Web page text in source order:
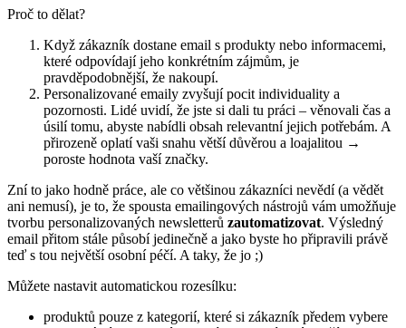
Proč to dělat?
Když zákazník dostane email s produkty nebo informacemi,
které odpovídají jeho konkrétním zájmům, je
pravděpodobnější, že nakoupí.
Personalizované emaily zvyšují pocit individuality a
pozornosti. Lidé uvidí, že jste si dali tu práci – věnovali čas a
úsilí tomu, abyste nabídli obsah relevantní jejich potřebám. A
přirozeně oplatí vaši snahu větší důvěrou a loajalitou →
poroste hodnota vaší značky.
Zní to jako hodně práce, ale co většinou zákazníci nevědí (a vědět
ani nemusí), je to, že spousta emailingových nástrojů vám umožňuje
tvorbu personalizovaných newsletterů zautomatizovat. Výsledný
email přitom stále působí jedinečně a jako byste ho připravili právě
teď s tou největší osobní péčí. A taky, že jo ;)
Můžete nastavit automatickou rozesílku:
produktů pouze z kategorií, které si zákazník předem vybere